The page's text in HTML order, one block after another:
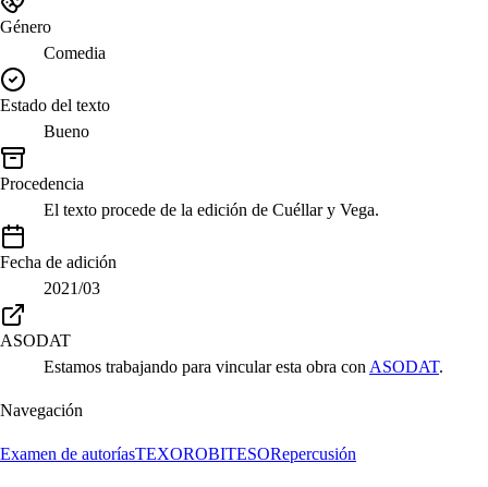
Género
Comedia
Estado del texto
Bueno
Procedencia
El texto procede de la edición de Cuéllar y Vega.
Fecha de adición
2021/03
ASODAT
Estamos trabajando para vincular esta obra con ASODAT.
Navegación
Examen de autoríasTEXOROBITESORepercusión